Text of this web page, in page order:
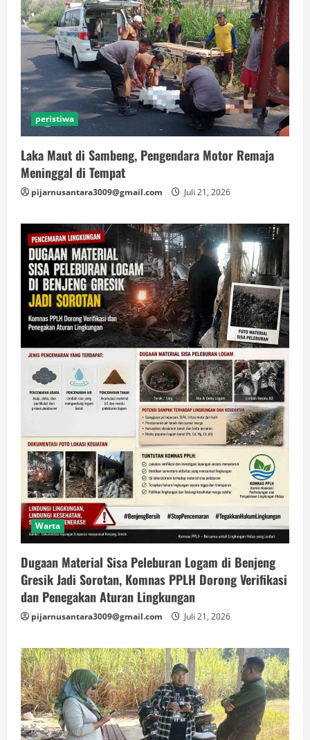
peristiwa
Laka Maut di Sambeng, Pengendara Motor Remaja
Meninggal di Tempat
pijarnusantara3009@gmail.com Juli 21, 2026
Warta
Dugaan Material Sisa Peleburan Logam di Benjeng
Gresik Jadi Sorotan, Komnas PPLH Dorong Verifikasi
dan Penegakan Aturan Lingkungan
pijarnusantara3009@gmail.com Juli 21, 2026